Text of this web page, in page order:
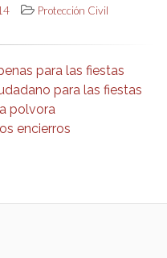
Protección Civil
para las fiestas
para las fiestas
polvora
encierros